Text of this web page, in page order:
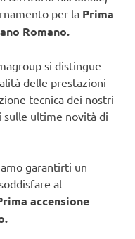
per la Prima
Romano.
si distingue
delle prestazioni
tecnica dei nostri
sulle ultime novità di
garantirti un
al
accensione